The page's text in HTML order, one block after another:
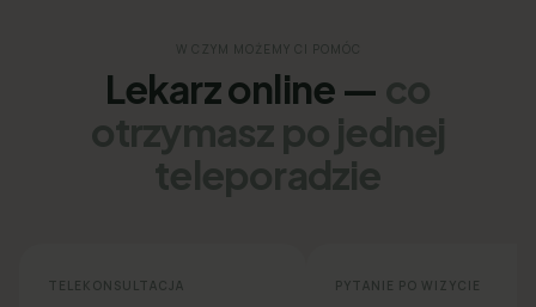
W CZYM MOŻEMY CI POMÓC
Lekarz online — co
otrzymasz po jednej
teleporadzie
TELEKONSULTACJA PYTANIE PO WIZYCIE